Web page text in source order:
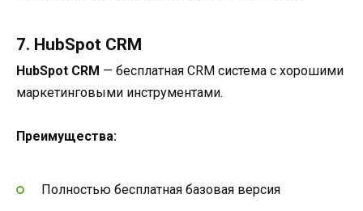
7. HubSpot CRM
HubSpot CRM — бесплатная CRM система с хорошими
маркетинговыми инструментами.
Преимущества:
Полностью бесплатная базовая версия